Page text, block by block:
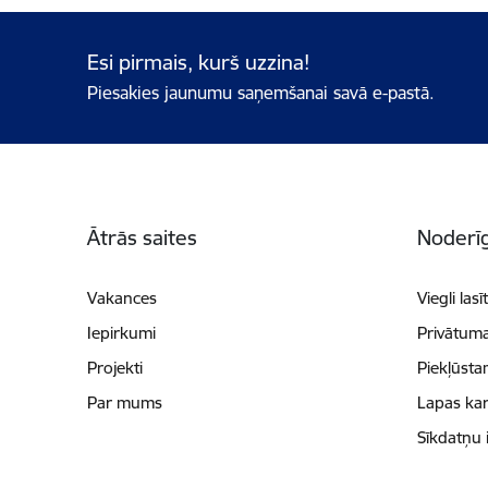
Esi pirmais, kurš uzzina!
Piesakies jaunumu saņemšanai savā e-pastā.
Ātrās saites
Vakances
Iepirkumi
Projekti
Par mums
Viegli lasīt
Lapas
Sīkdatņu